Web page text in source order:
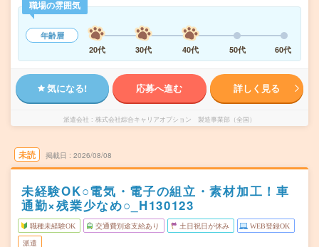
職場の雰囲気
年齢層
20代
30代 40代 50代 60代
気になる! 応募へ進む 詳しく見る
派遣会社 株式会社綜合キャリアオプション 製造事業部（全国）
未読 掲載日 2026/08/08
未経験OK○電気・電子の組立・素材加工！車
通勤×残業少なめ○_H130123
職種未経験OK 交通費別途支給あり 土日祝日が休み WEB登録OK
派遣